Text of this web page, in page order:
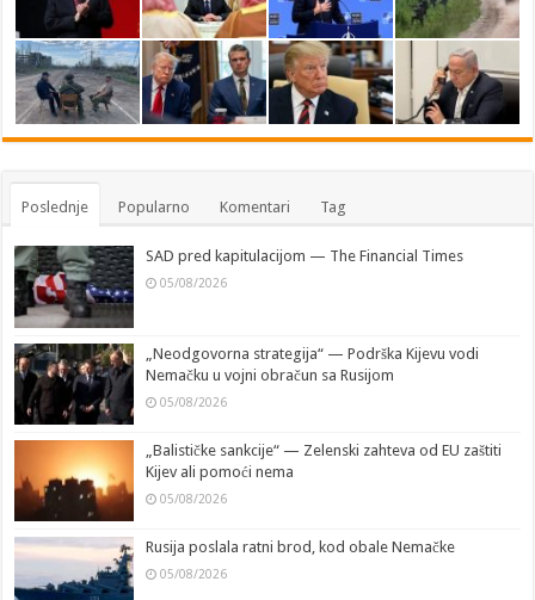
Poslednje Popularno Komentari Tag
SAD pred kapitulacijom — The Financial Times
05/08/2026
„Neodgovorna strategija“ — Podrška Kijevu vodi
Nemačku u vojni obračun sa Rusijom
05/08/2026
„Balističke sankcije“ — Zelenski zahteva od EU zaštiti
Kijev ali pomoći nema
05/08/2026
Rusija poslala ratni brod, kod obale Nemačke
05/08/2026